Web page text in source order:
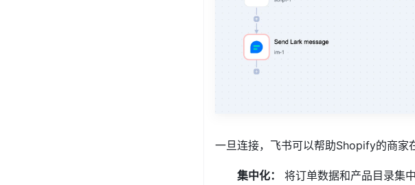
一旦连接，飞书可以帮助Shopify的商家
集中化：
将订单数据和产品目录集